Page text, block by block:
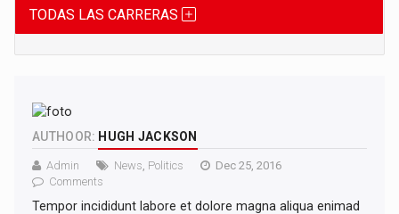
TODAS LAS CARRERAS
AUTHOOR: HUGH JACKSON
Admin News Politics
Dec 25, 2016
Comments
Tempor incididunt labore et dolore magna aliqua enimad